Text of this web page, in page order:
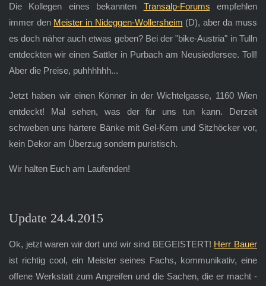
Die Kollegen eines bekannten Transalp-Forums empfehlen
immer den Meister in Nideggen-Wollersheim (D), aber da muss
es doch näher auch etwas geben? Bei der "bike-Austria" in Tulln
entdeckten wir einen Sattler in Purbach am Neusiedlersee. Toll!
Aber die Preise, puhhhhhh...
Jetzt haben wir einen Könner in der Wichtelgasse, 1160 Wien
entdeckt! Mal sehen, was der für uns tun kann. Derzeit
schweben uns härtere Bänke mit Gel-Kern und Sitzhöcker vor,
kein Dekor am Überzug sondern puristisch.
Wir halten Euch am Laufenden!
Update 24.4.2015
Ok, jetzt waren wir dort und wir sind BEGEISTERT! Herr Bauer
ist richtig cool, ein Meister seines Fachs, kommunikativ, eine
offene Werkstatt zum Angreifen und die Sachen, die er macht -